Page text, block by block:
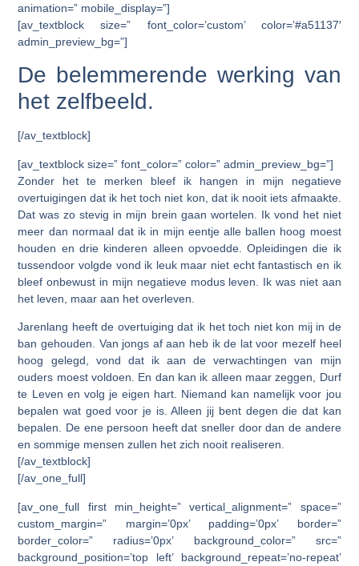
animation=” mobile_display=”]
[av_textblock size=” font_color=’custom’ color=’#a51137′
admin_preview_bg=”]
De belemmerende werking van
het zelfbeeld.
[/av_textblock]
[av_textblock size=” font_color=” color=” admin_preview_bg=”]
Zonder het te merken bleef ik hangen in mijn negatieve
overtuigingen dat ik het toch niet kon, dat ik nooit iets afmaakte.
Dat was zo stevig in mijn brein gaan wortelen. Ik vond het niet
meer dan normaal dat ik in mijn eentje alle ballen hoog moest
houden en drie kinderen alleen opvoedde. Opleidingen die ik
tussendoor volgde vond ik leuk maar niet echt fantastisch en ik
bleef onbewust in mijn negatieve modus leven. Ik was niet aan
het leven, maar aan het overleven.
Jarenlang heeft de overtuiging dat ik het toch niet kon mij in de
ban gehouden. Van jongs af aan heb ik de lat voor mezelf heel
hoog gelegd, vond dat ik aan de verwachtingen van mijn
ouders moest voldoen. En dan kan ik alleen maar zeggen, Durf
te Leven en volg je eigen hart. Niemand kan namelijk voor jou
bepalen wat goed voor je is. Alleen jij bent degen die dat kan
bepalen. De ene persoon heeft dat sneller door dan de andere
en sommige mensen zullen het zich nooit realiseren.
[/av_textblock]
[/av_one_full]
[av_one_full first min_height=” vertical_alignment=” space=”
custom_margin=” margin=’0px’ padding=’0px’ border=”
border_color=” radius=’0px’ background_color=” src=”
background_position=’top left’ background_repeat=’no-repeat’